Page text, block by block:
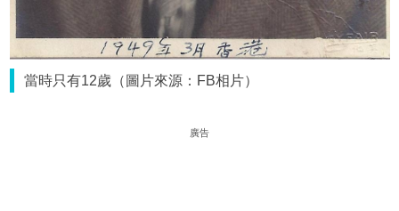
當時只有12歲（圖片來源：FB相片）
廣告